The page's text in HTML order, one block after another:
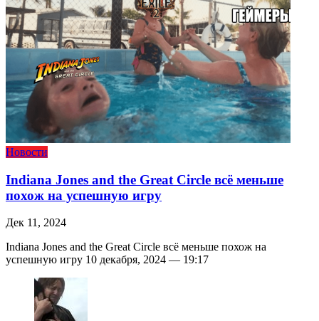
Новости
Indiana Jones and the Great Circle всё меньше
похож на успешную игру
Дек 11, 2024
Indiana Jones and the Great Circle всё меньше похож на
успешную игру 10 декабря, 2024 — 19:17